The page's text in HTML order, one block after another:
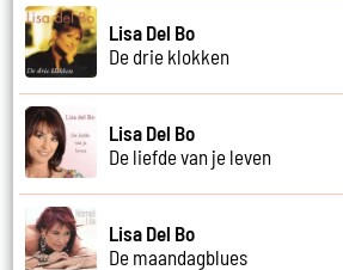
Lisa Del Bo
De drie klokken
Lisa Del Bo
De liefde van je leven
Lisa Del Bo
De maandagblues